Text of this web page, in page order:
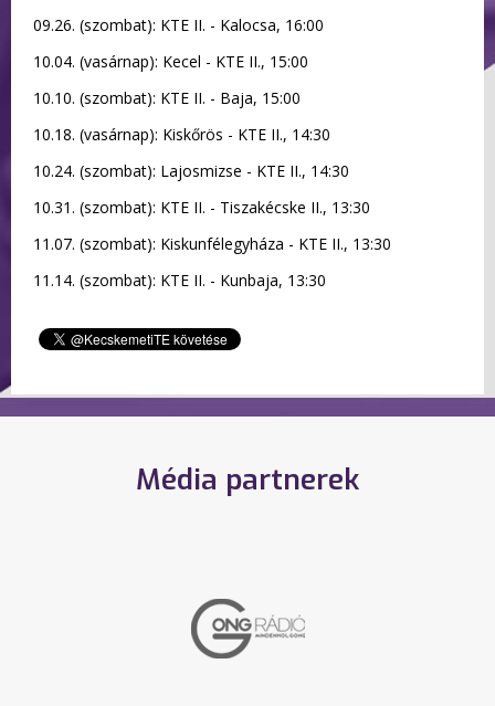
09.26. (szombat): KTE II. - Kalocsa, 16:00
10.04. (vasárnap): Kecel - KTE II., 15:00
10.10. (szombat): KTE II. - Baja, 15:00
10.18. (vasárnap): Kiskőrös - KTE II., 14:30
10.24. (szombat): Lajosmizse - KTE II., 14:30
10.31. (szombat): KTE II. - Tiszakécske II., 13:30
11.07. (szombat): Kiskunfélegyháza - KTE II., 13:30
11.14. (szombat): KTE II. - Kunbaja, 13:30
Média partnerek